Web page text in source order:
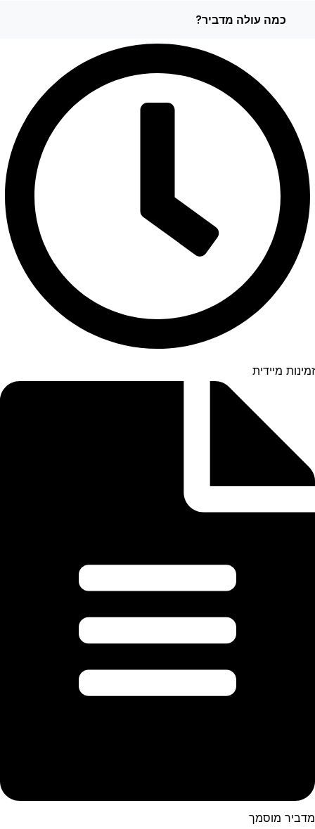
כמה עולה מדביר?
זמינות מיידית
מדביר מוסמך